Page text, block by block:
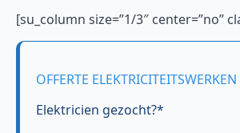
[su_column size=”1/3″ center=”no”
OFFERTE ELEKTRICITEITSWERKEN
Elektricien gezocht?*